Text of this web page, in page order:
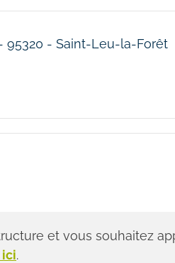
95320 - Saint-Leu-la-Forêt
et vous souhaitez
.